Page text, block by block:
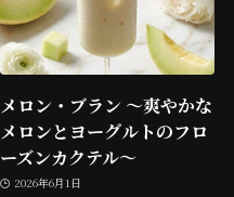
メロン・ブラン ～爽やかな
メロンとヨーグルトのフロ
ーズンカクテル～
2026年6月1日